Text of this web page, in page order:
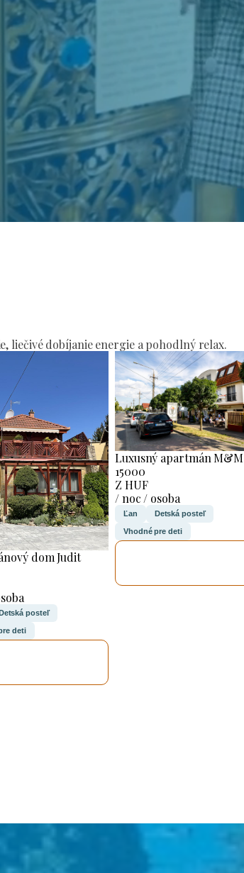
liečivé dobíjanie energie a pohodlný relax.
dom Judit
posteľ
deti
Luxusný apartmán M&M
15000
Z HUF
/ noc / osoba
Ľan Detská posteľ
Vhodné pre deti